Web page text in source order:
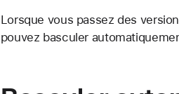
Lorsque vous passez des
pouvez basculer